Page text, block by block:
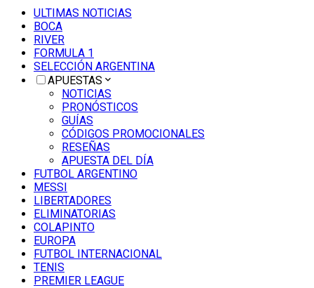
ULTIMAS NOTICIAS
BOCA
RIVER
FORMULA 1
SELECCIÓN ARGENTINA
APUESTAS
NOTICIAS
PRONÓSTICOS
GUÍAS
CÓDIGOS PROMOCIONALES
RESEÑAS
APUESTA DEL DÍA
FUTBOL ARGENTINO
MESSI
LIBERTADORES
ELIMINATORIAS
COLAPINTO
EUROPA
FUTBOL INTERNACIONAL
TENIS
PREMIER LEAGUE